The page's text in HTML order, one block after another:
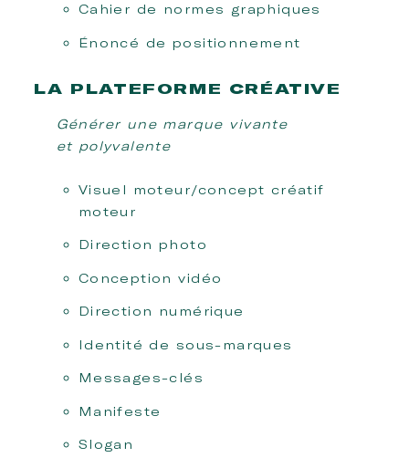
Cahier de normes graphiques
Énoncé de positionnement
LA PLATEFORME CRÉATIVE
Générer une marque vivante
et polyvalente
Visuel moteur/concept créatif
moteur
Direction photo
Conception vidéo
Direction numérique
Identité de sous-marques
Messages-clés
Manifeste
Slogan